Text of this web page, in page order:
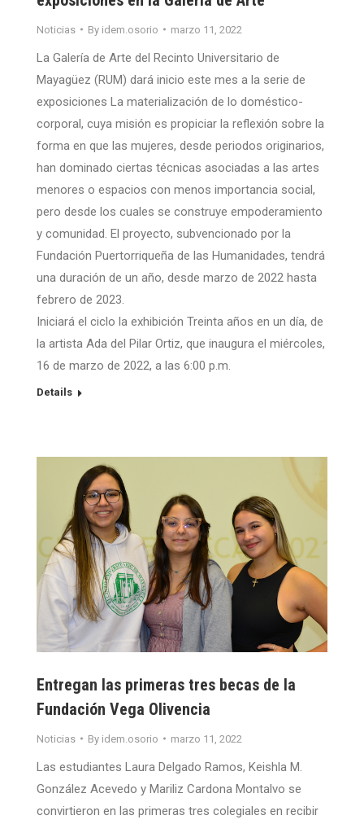
Noticias By idem.osorio marzo 11, 2022
La Galería de Arte del Recinto Universitario de
Mayagüez (RUM) dará inicio este mes a la serie de
exposiciones La materialización de lo doméstico-
corporal, cuya misión es propiciar la reflexión sobre la
forma en que las mujeres, desde periodos originarios,
han dominado ciertas técnicas asociadas a las artes
menores o espacios con menos importancia social,
pero desde los cuales se construye empoderamiento
y comunidad. El proyecto, subvencionado por la
Fundación Puertorriqueña de las Humanidades, tendrá
una duración de un año, desde marzo de 2022 hasta
febrero de 2023.
Iniciará el ciclo la exhibición Treinta años en un día, de
la artista Ada del Pilar Ortiz, que inaugura el miércoles,
16 de marzo de 2022, a las 6:00 p.m.
Details
Entregan las primeras tres becas de la
Fundación Vega Olivencia
Noticias By idem.osorio marzo 11, 2022
Las estudiantes Laura Delgado Ramos, Keishla M.
González Acevedo y Mariliz Cardona Montalvo se
convirtieron en las primeras tres colegiales en recibir